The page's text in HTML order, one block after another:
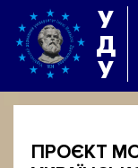
У
Д
У
ПРОЄКТ